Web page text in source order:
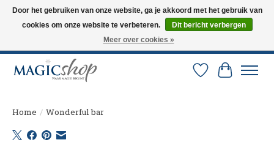
Altijd de nieuwste trucs op voorraad. Snelle verzending via PostNL en DHL.
Langskomen in onze winkel? Bel of mail om een afspraak te maken. 0251-
Verlanglijst
Home / Wonderful bar
Door het gebruiken van onze website, ga je akkoord met het gebruik van
cookies om onze website te verbeteren.
Dit bericht verbergen
Meer over cookies »